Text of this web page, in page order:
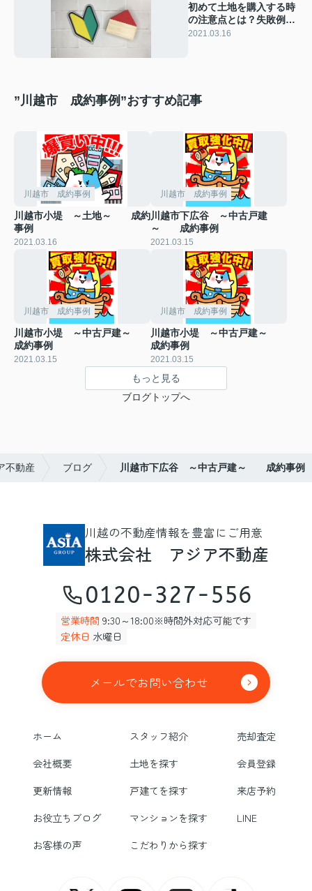
初めて土地を購入する時
の注意点とは？失敗例や
対策をご紹介！
2021.03.16
”川越市 成約事例”おすすめ記事
川越市 成約事例
川越市小堤 ～土地～ 成約
事例
2021.03.16
川越市 成約事例
川越市下広谷 ～中古戸建
～ 成約事例
2021.03.15
川越市 成約事例
川越市小堤 ～中古戸建～
成約事例
2021.03.15
川越市 成約事例
川越市小堤 ～中古戸建～
成約事例
2021.03.15
もっと見る
ブログトップへ
不動産 ブログ 川越市下広谷 ～中古戸建～ 成約事例
川越の不動産情報を豊富にご用意
株式会社 アジア不動産
0120-327-556
営業時間 9:30～18:00※時間外対応可能です
定休日 水曜日
メールでお問い合わせ
ホーム スタッフ紹介
売却査定
会社概要
土地を探す
会員登録
更新情報
戸建てを探す
来店予約
お役立ちブログ
マンションを探す
LINE
お客様の声
こだわりから探す